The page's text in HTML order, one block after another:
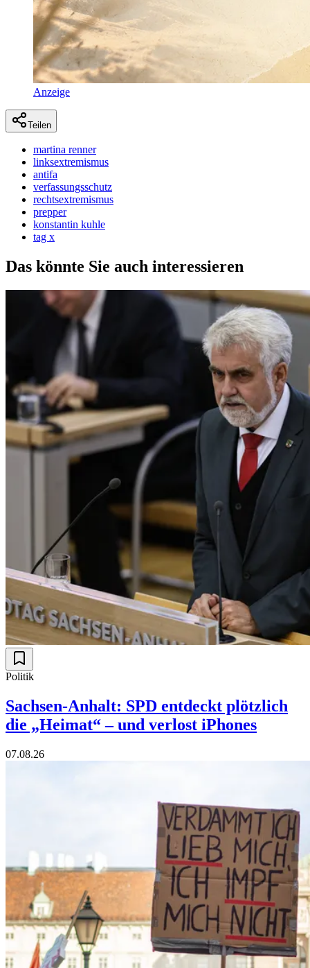
Anzeige
Teilen
martina renner
linksextremismus
antifa
verfassungsschutz
rechtsextremismus
prepper
konstantin kuhle
tag x
Das könnte Sie auch interessieren
Politik
Sachsen-Anhalt: SPD entdeckt plötzlich
die „Heimat“ – und verlost iPhones
07.08.26